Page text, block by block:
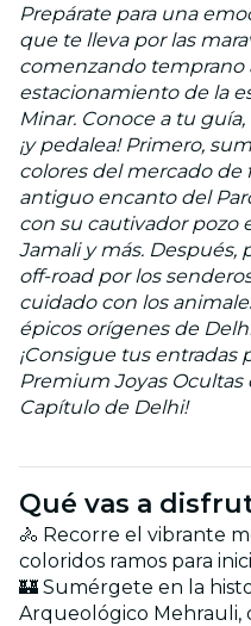
Prepárate para una
que te lleva por las
comenzando temprano
estacionamiento de la
Minar. Conoce a tu
¡y pedalea! Primero,
colores del mercado de
antiguo encanto del
con su cautivador pozo
Jamali y más. Después,
off-road por los
cuidado con los
épicos orígenes de
¡Consigue tus entradas
Premium Joyas Ocultas
Capítulo de Delhi!
Qué vas a
🚴 Recorre el vibrante
coloridos ramos para
🏰 Sumérgete en la
Arqueológico Mehrauli,